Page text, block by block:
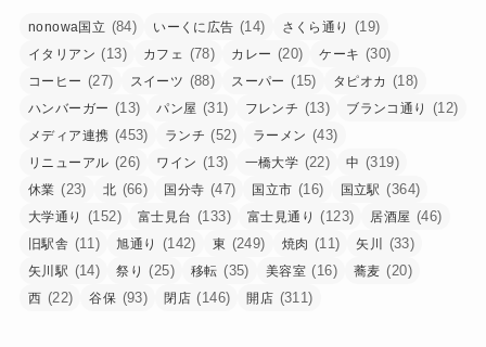
nonowa国立 (84) いーくに広告 (14) さくら通り (19)
イタリアン (13) カフェ (78) カレー (20) ケーキ (30)
コーヒー (27) スイーツ (88) スーパー (15) タピオカ (18)
ハンバーガー (13) パン屋 (31) フレンチ (13) ブランコ通り (12)
メディア連携 (453) ランチ (52) ラーメン (43)
リニューアル (26) ワイン (13) 一橋大学 (22) 中 (319)
休業 (23) 北 (66) 国分寺 (47) 国立市 (16) 国立駅 (364)
大学通り (152) 富士見台 (133) 富士見通り (123) 居酒屋 (46)
旧駅舎 (11) 旭通り (142) 東 (249) 焼肉 (11) 矢川 (33)
矢川駅 (14) 祭り (25) 移転 (35) 美容室 (16) 蕎麦 (20)
西 (22) 谷保 (93) 閉店 (146) 開店 (311)